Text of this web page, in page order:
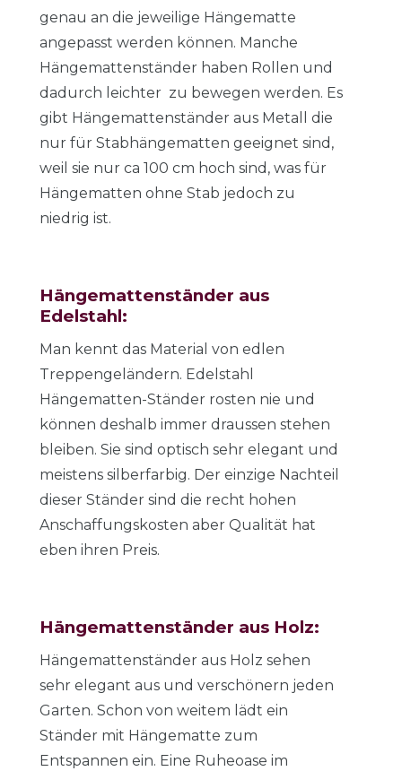
genau an die jeweilige Hängematte
angepasst werden können. Manche
Hängemattenständer haben Rollen und
dadurch leichter zu bewegen werden. Es
gibt Hängemattenständer aus Metall die
nur für Stabhängematten geeignet sind,
weil sie nur ca 100 cm hoch sind, was für
Hängematten ohne Stab jedoch zu
niedrig ist.
Hängemattenständer aus
Edelstahl:
Man kennt das Material von edlen
Treppengeländern. Edelstahl
Hängematten-Ständer rosten nie und
können deshalb immer draussen stehen
bleiben. Sie sind optisch sehr elegant und
meistens silberfarbig. Der einzige Nachteil
dieser Ständer sind die recht hohen
Anschaffungskosten aber Qualität hat
eben ihren Preis.
Hängemattenständer aus Holz:
Hängemattenständer aus Holz sehen
sehr elegant aus und verschönern jeden
Garten. Schon von weitem lädt ein
Ständer mit Hängematte zum
Entspannen ein. Eine Ruheoase im